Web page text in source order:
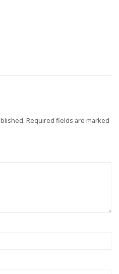
Required fields are marked